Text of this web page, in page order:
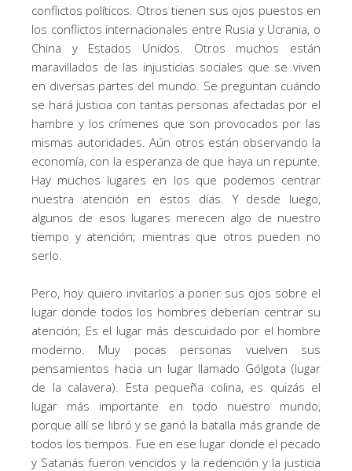
conflictos políticos. Otros tienen sus ojos puestos en
los conflictos internacionales entre Rusia y Ucrania, o
China y Estados Unidos. Otros muchos están
maravillados de las injusticias sociales que se viven
en diversas partes del mundo. Se preguntan cuándo
se hará justicia con tantas personas afectadas por el
hambre y los crímenes que son provocados por las
mismas autoridades. Aún otros están observando la
economía, con la esperanza de que haya un repunte.
Hay muchos lugares en los que podemos centrar
nuestra atención en estos días. Y desde luego,
algunos de esos lugares merecen algo de nuestro
tiempo y atención; mientras que otros pueden no
serlo.
Pero, hoy quiero invitarlos a poner sus ojos sobre el
lugar donde todos los hombres deberían centrar su
atención; Es el lugar más descuidado por el hombre
moderno. Muy pocas personas vuelven sus
pensamientos hacia un lugar llamado Gólgota (lugar
de la calavera). Esta pequeña colina, es quizás el
lugar más importante en todo nuestro mundo,
porque allí se libró y se ganó la batalla más grande de
todos los tiempos. Fue en ese lugar donde el pecado
y Satanás fueron vencidos y la redención y la justicia